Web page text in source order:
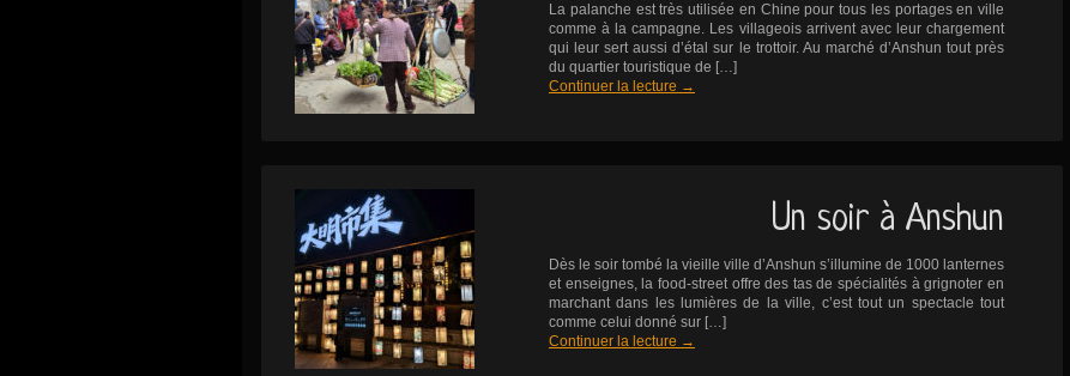
La palanche est très utilisée en Chine pour tous les portages en ville
comme à la campagne. Les villageois arrivent avec leur chargement
qui leur sert aussi d’étal sur le trottoir. Au marché d’Anshun tout près
du quartier touristique de […]
Continuer la lecture →
Un soir à Anshun
Dès le soir tombé la vieille ville d’Anshun s’illumine de 1000 lanternes
et enseignes, la food-street offre des tas de spécialités à grignoter en
marchant dans les lumières de la ville, c’est tout un spectacle tout
comme celui donné sur […]
Continuer la lecture →